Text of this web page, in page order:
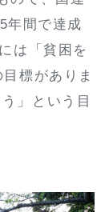
年間で達成
は「貧困を
標がありま
」という目